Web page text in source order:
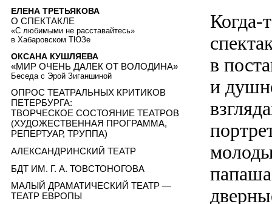
Когда-
в
и
ЕЛЕНА ТРЕТЬЯКОВА
О СПЕКТАКЛЕ
«С любимыми не расставайтесь»
в Хабаровском ТЮЗе
ОКСАНА КУШЛЯЕВА
«МИР ОЧЕНЬ ДАЛЕК ОТ ВОЛОДИНА»
Беседа с Эрой Зиганшиной
ОПРОС ТЕАТРАЛЬНЫХ КРИТИКОВ
ПЕТЕРБУРГА:
ТВОРЧЕСКОЕ СОСТОЯНИЕ ТЕАТРОВ
(ХУДОЖЕСТВЕННАЯ ПРОГРАММА,
РЕПЕРТУАР, ТРУППА)
АЛЕКСАНДРИНСКИЙ ТЕАТР
БДТ ИМ. Г. А. ТОВСТОНОГОВА
МАЛЫЙ ДРАМАТИЧЕСКИЙ ТЕАТР —
ТЕАТР ЕВРОПЫ